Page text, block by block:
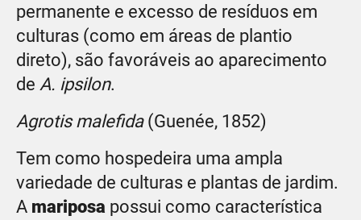
permanente e excesso de resíduos em
culturas (como em áreas de plantio
direto), são favoráveis ao aparecimento
de A. ipsilon.
Agrotis malefida (Guenée, 1852)
Tem como hospedeira uma ampla
variedade de culturas e plantas de jardim.
A mariposa possui como característica